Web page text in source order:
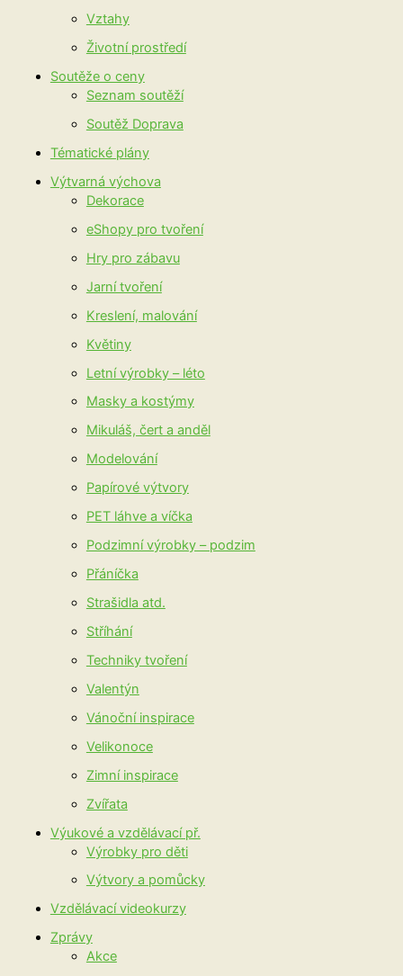
Vztahy
Životní prostředí
Soutěže o ceny
Seznam soutěží
Soutěž Doprava
Tématické plány
Výtvarná výchova
Dekorace
eShopy pro tvoření
Hry pro zábavu
Jarní tvoření
Kreslení, malování
Květiny
Letní výrobky – léto
Masky a kostýmy
Mikuláš, čert a anděl
Modelování
Papírové výtvory
PET láhve a víčka
Podzimní výrobky – podzim
Přáníčka
Strašidla atd.
Stříhání
Techniky tvoření
Valentýn
Vánoční inspirace
Velikonoce
Zimní inspirace
Zvířata
Výukové a vzdělávací př.
Výrobky pro děti
Výtvory a pomůcky
Vzdělávací videokurzy
Zprávy
Akce